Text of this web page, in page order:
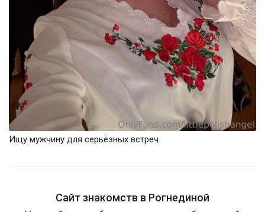
Ищу мужчину для серьёзных встреч
Сайт знакомств в Рогнединой